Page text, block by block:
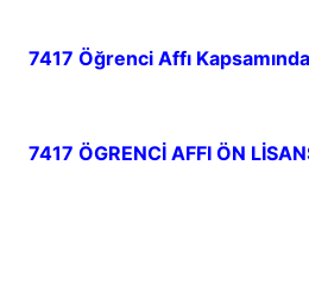
7417 Öğrenci Affı
7417 ÖGRENCİ AFFI ÖN